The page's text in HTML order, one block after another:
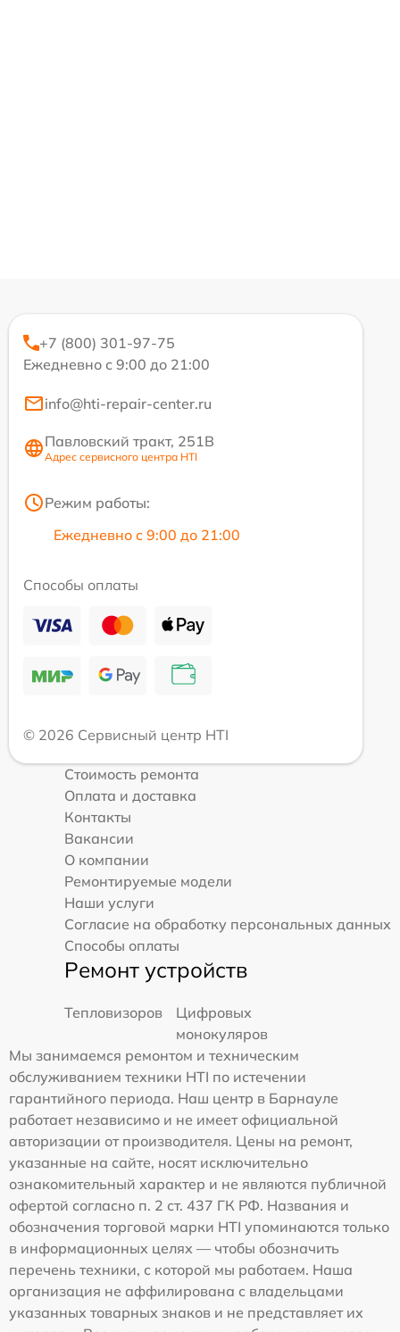
+7 (800) 301-97-75
Ежедневно с 9:00 до 21:00
info@hti-repair-center.ru
Павловский тракт, 251В
Адрес сервисного центра HTI
Режим работы:
Ежедневно с 9:00 до 21:00
Способы оплаты
© 2026 Сервисный центр HTI
Стоимость ремонта
Оплата и доставка
Контакты
Вакансии
О компании
Ремонтируемые модели
Наши услуги
Согласие на обработку персональных данных
Способы оплаты
Ремонт устройств
Тепловизоров
Цифровых
монокуляров
Мы занимаемся ремонтом и техническим
обслуживанием техники HTI по истечении
гарантийного периода. Наш центр в Барнауле
работает независимо и не имеет официальной
авторизации от производителя. Цены на ремонт,
указанные на сайте, носят исключительно
ознакомительный характер и не являются публичной
офертой согласно п. 2 ст. 437 ГК РФ. Названия и
обозначения торговой марки HTI упоминаются только
в информационных целях — чтобы обозначить
перечень техники, с которой мы работаем. Наша
организация не аффилирована с владельцами
указанных товарных знаков и не представляет их